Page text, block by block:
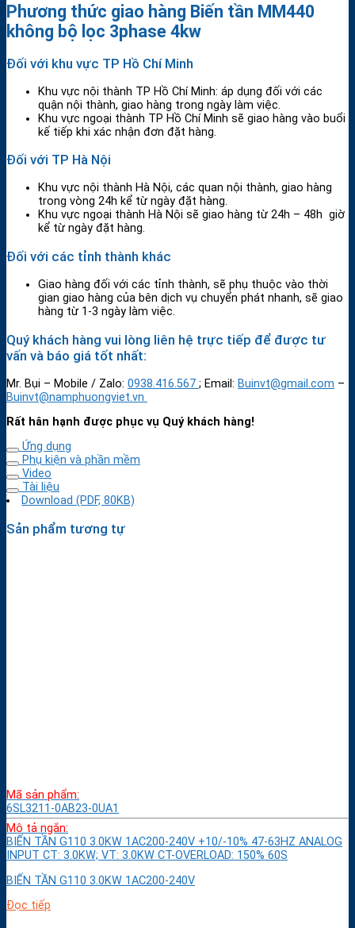
Phương thức giao hàng Biến tần MM440
không bộ lọc 3phase 4kw
Đối với khu vực TP Hồ Chí Minh
Khu vực nội thành TP Hồ Chí Minh: áp dụng đối với các
quận nội thành, giao hàng trong ngày làm việc.
Khu vực ngoại thành TP Hồ Chí Minh sẽ giao hàng vào buổi
kế tiếp khi xác nhận đơn đặt hàng.
Đối với TP Hà Nội
Khu vực nội thành Hà Nội, các quan nội thành, giao hàng
trong vòng 24h kể từ ngày đặt hàng.
Khu vực ngoại thành Hà Nội sẽ giao hàng từ 24h – 48h giờ
kể từ ngày đặt hàng.
Đối với các tỉnh thành khác
Giao hàng đối với các tỉnh thành, sẽ phụ thuộc vào thời
gian giao hàng của bên dịch vụ chuyển phát nhanh, sẽ giao
hàng từ 1-3 ngày làm việc.
Quý khách hàng vui lòng liên hệ trực tiếp để được tư
vấn và báo giá tốt nhất:
Mr. Bụi – Mobile / Zalo: 0938.416.567 ; Email: Buinvt@gmail.com –
Buinvt@namphuongviet.vn
Rất hân hạnh được phục vụ Quý khách hàng!
Ứng dụng
Phụ kiện và phần mềm
Video
Tài liệu
Download (PDF, 80KB)
Sản phẩm tương tự
Mã sản phẩm:
6SL3211-0AB23-0UA1
Mô tả ngắn:
BIẾN TẦN G110 3.0KW 1AC200-240V +10/-10% 47-63HZ ANALOG
INPUT CT: 3.0KW; VT: 3.0KW CT-OVERLOAD: 150% 60S
BIẾN TẦN G110 3.0KW 1AC200-240V
Đọc tiếp